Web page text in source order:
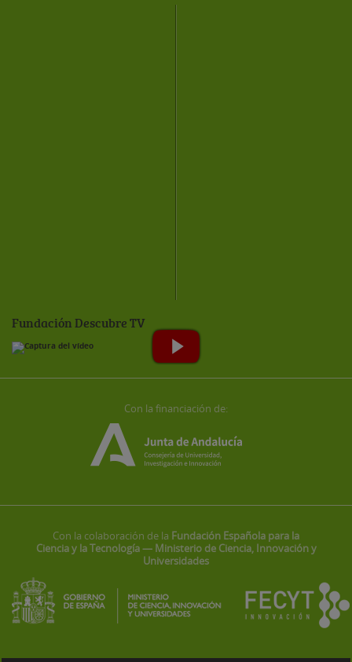
Fundación Descubre TV
Con la financiación de:
Con la colaboración de la Fundación Española para la
Ciencia y la Tecnología — Ministerio de Ciencia, Innovación y
Universidades